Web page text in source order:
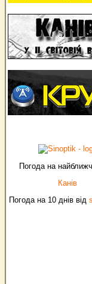
Погода на
Канів
Погода на 10 днів від